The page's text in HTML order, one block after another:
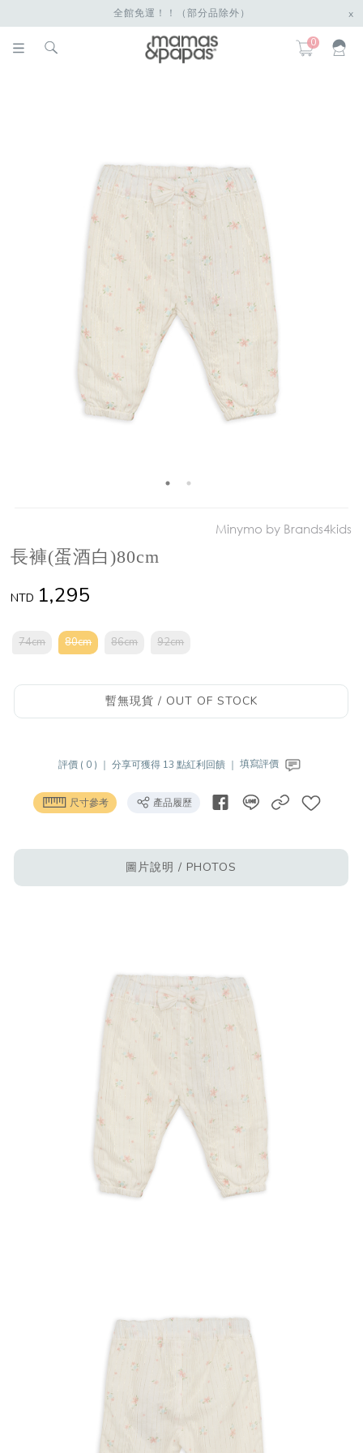
全館免運！！（部分品除外） x
0
Minymo by Brands4kids
長褲(蛋酒白)80cm
NTD 1,295
74cm 80cm 86cm 92cm
暫無現貨 / OUT OF STOCK
評價 ( 0 ) ｜分享可獲得 13 點紅利回饋 ｜填寫評價
尺寸參考 產品履歷
圖片說明 / PHOTOS